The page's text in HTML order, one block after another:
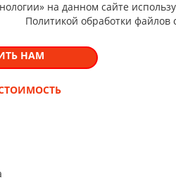
на данном сайте
Политикой обработки
НАМ